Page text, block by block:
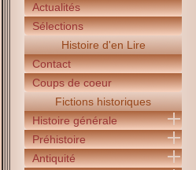
Actualités
Sélections
Histoire d'en Lire
Contact
Coups de coeur
Fictions historiques
Histoire générale
Préhistoire
Antiquité